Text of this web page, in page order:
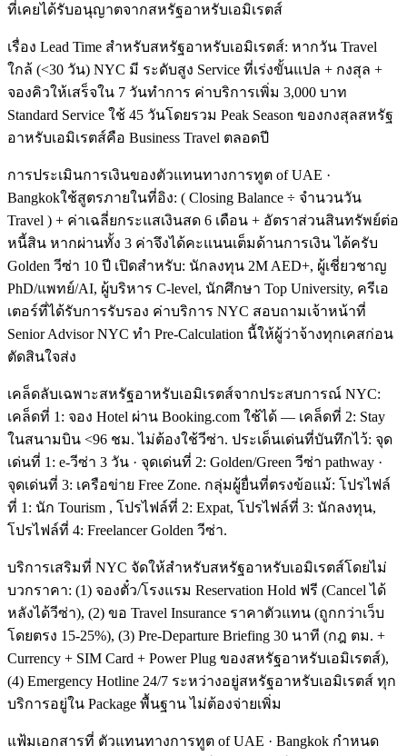
ที่เคยได้รับอนุญาตจากสหรัฐอาหรับเอมิเรตส์
เรื่อง Lead Time สำหรับสหรัฐอาหรับเอมิเรตส์: หากวัน Travel
ใกล้ (<30 วัน) NYC มี ระดับสูง Service ที่เร่งขั้นแปล + กงสุล +
จองคิวให้เสร็จใน 7 วันทำการ ค่าบริการเพิ่ม 3,000 บาท
Standard Service ใช้ 45 วันโดยรวม Peak Season ของกงสุลสหรัฐ
อาหรับเอมิเรตส์คือ Business Travel ตลอดปี
การประเมินการเงินของตัวแทนทางการทูต of UAE ·
Bangkokใช้สูตรภายในที่อิง: ( Closing Balance ÷ จำนวนวัน
Travel ) + ค่าเฉลี่ยกระแสเงินสด 6 เดือน + อัตราส่วนสินทรัพย์ต่อ
หนี้สิน หากผ่านทั้ง 3 ค่าจึงได้คะแนนเต็มด้านการเงิน ได้ครับ
Golden วีซ่า 10 ปี เปิดสำหรับ: นักลงทุน 2M AED+, ผู้เชี่ยวชาญ
PhD/แพทย์/AI, ผู้บริหาร C-level, นักศึกษา Top University, ครีเอ
เตอร์ที่ได้รับการรับรอง ค่าบริการ NYC สอบถามเจ้าหน้าที่
Senior Advisor NYC ทำ Pre-Calculation นี้ให้ผู้ว่าจ้างทุกเคสก่อน
ตัดสินใจส่ง
เคล็ดลับเฉพาะสหรัฐอาหรับเอมิเรตส์จากประสบการณ์ NYC:
เคล็ดที่ 1: จอง Hotel ผ่าน Booking.com ใช้ได้ — เคล็ดที่ 2: Stay
ในสนามบิน <96 ชม. ไม่ต้องใช้วีซ่า. ประเด็นเด่นที่บันทึกไว้: จุด
เด่นที่ 1: e-วีซ่า 3 วัน · จุดเด่นที่ 2: Golden/Green วีซ่า pathway ·
จุดเด่นที่ 3: เครือข่าย Free Zone. กลุ่มผู้ยื่นที่ตรงข้อแม้: โปรไฟล์
ที่ 1: นัก Tourism , โปรไฟล์ที่ 2: Expat, โปรไฟล์ที่ 3: นักลงทุน,
โปรไฟล์ที่ 4: Freelancer Golden วีซ่า.
บริการเสริมที่ NYC จัดให้สำหรับสหรัฐอาหรับเอมิเรตส์โดยไม่
บวกราคา: (1) จองตั๋ว/โรงแรม Reservation Hold ฟรี (Cancel ได้
หลังได้วีซ่า), (2) ขอ Travel Insurance ราคาตัวแทน (ถูกกว่าเว็บ
โดยตรง 15-25%), (3) Pre-Departure Briefing 30 นาที (กฎ ตม. +
Currency + SIM Card + Power Plug ของสหรัฐอาหรับเอมิเรตส์),
(4) Emergency Hotline 24/7 ระหว่างอยู่สหรัฐอาหรับเอมิเรตส์ ทุก
บริการอยู่ใน Package พื้นฐาน ไม่ต้องจ่ายเพิ่ม
แฟ้มเอกสารที่ ตัวแทนทางการทูต of UAE · Bangkok กำหนด